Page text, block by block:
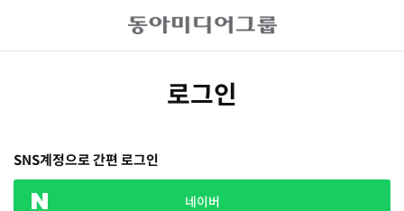
로그인
SNS계정으로 간편 로그인
네이버